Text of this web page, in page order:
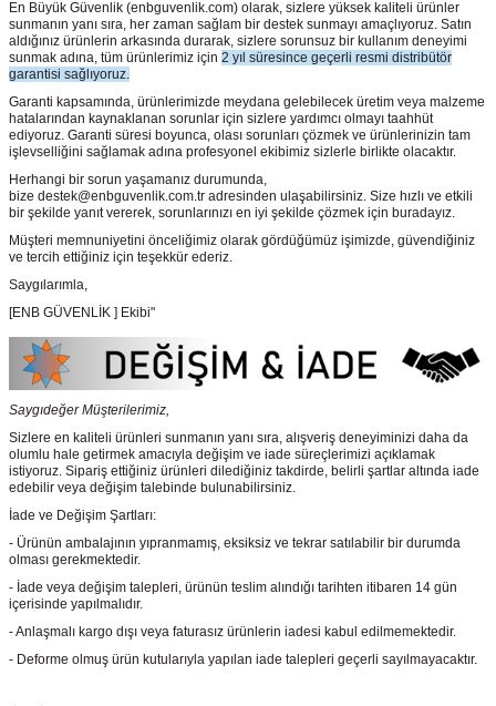
En Büyük Güvenlik (enbguvenlik.com) olarak, sizlere yüksek kaliteli ürünler
sunmanın yanı sıra, her zaman sağlam bir destek sunmayı amaçlıyoruz. Satın
aldığınız ürünlerin arkasında durarak, sizlere sorunsuz bir kullanım deneyimi
sunmak adına, tüm ürünlerimiz için 2 yıl süresince geçerli resmi distribütör
garantisi sağlıyoruz.
Garanti kapsamında, ürünlerimizde meydana gelebilecek üretim veya malzeme
hatalarından kaynaklanan sorunlar için sizlere yardımcı olmayı taahhüt
ediyoruz. Garanti süresi boyunca, olası sorunları çözmek ve ürünlerinizin tam
işlevselliğini sağlamak adına profesyonel ekibimiz sizlerle birlikte olacaktır.
Herhangi bir sorun yaşamanız durumunda,
bize destek@enbguvenlik.com.tr adresinden ulaşabilirsiniz. Size hızlı ve etkili
bir şekilde yanıt vererek, sorunlarınızı en iyi şekilde çözmek için buradayız.
Müşteri memnuniyetini önceliğimiz olarak gördüğümüz işimizde, güvendiğiniz
ve tercih ettiğiniz için teşekkür ederiz.
Saygılarımla,
[ENB GÜVENLİK ] Ekibi"
Saygıdeğer Müşterilerimiz,
Sizlere en kaliteli ürünleri sunmanın yanı sıra, alışveriş deneyiminizi daha da
olumlu hale getirmek amacıyla değişim ve iade süreçlerimizi açıklamak
istiyoruz. Sipariş ettiğiniz ürünleri dilediğiniz takdirde, belirli şartlar altında iade
edebilir veya değişim talebinde bulunabilirsiniz.
İade ve Değişim Şartları:
- Ürünün ambalajının yıpranmamış, eksiksiz ve tekrar satılabilir bir durumda
olması gerekmektedir.
- İade veya değişim talepleri, ürünün teslim alındığı tarihten itibaren 14 gün
içerisinde yapılmalıdır.
- Anlaşmalı kargo dışı veya faturasız ürünlerin iadesi kabul edilmemektedir.
- Deforme olmuş ürün kutularıyla yapılan iade talepleri geçerli sayılmayacaktır.